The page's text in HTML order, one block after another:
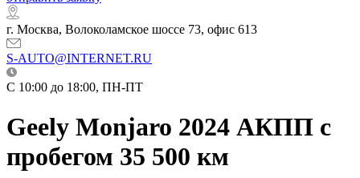
г. Москва, Волоколамское шоссе 73, офис 613
S-AUTO@INTERNET.RU
C 10:00 до 18:00, ПН-ПТ
Geely Monjaro 2024 АКПП с
пробегом 35 500 км